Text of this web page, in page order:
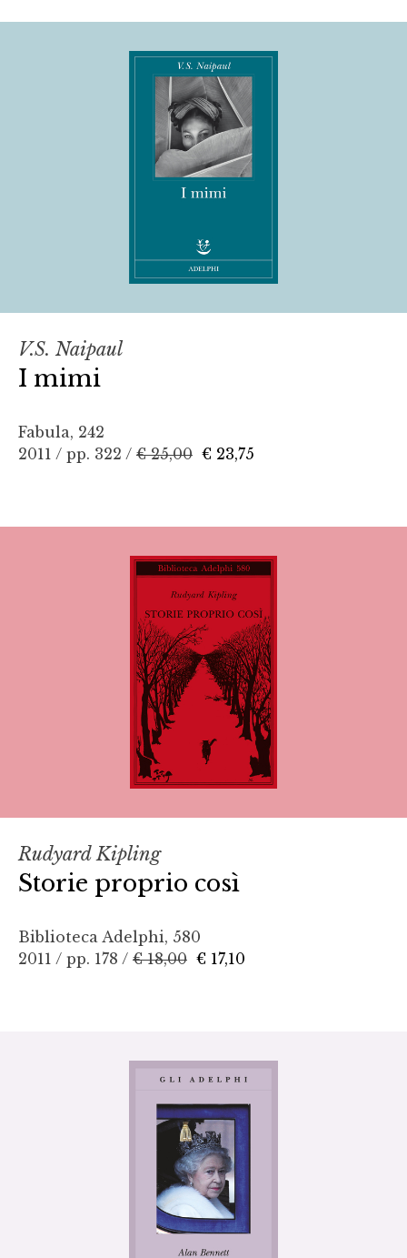
V.S. Naipaul
I mimi
Fabula, 242
2011 / pp. 322 / € 25,00 € 23,75
Rudyard Kipling
Storie proprio così
Biblioteca Adelphi, 580
2011 / pp. 178 / € 18,00 € 17,10